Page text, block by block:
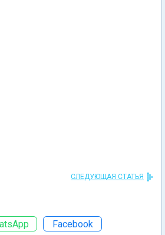
СЛЕДУЮЩАЯ СТАТЬЯ
Facebook